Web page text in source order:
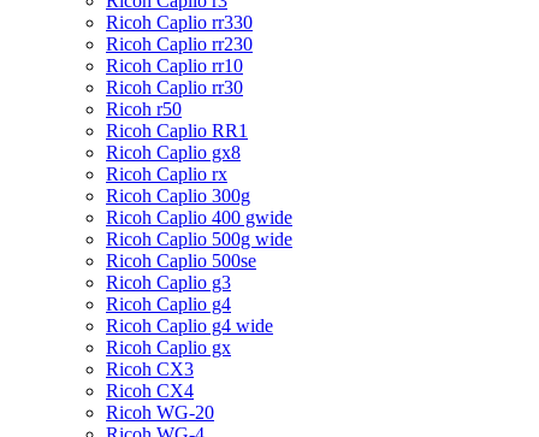
Ricoh Caplio rr330
Ricoh Caplio rr230
Ricoh Caplio rr10
Ricoh Caplio rr30
Ricoh r50
Ricoh Caplio RR1
Ricoh Caplio gx8
Ricoh Caplio rx
Ricoh Caplio 300g
Ricoh Caplio 400 gwide
Ricoh Caplio 500g wide
Ricoh Caplio 500se
Ricoh Caplio g3
Ricoh Caplio g4
Ricoh Caplio g4 wide
Ricoh Caplio gx
Ricoh CX3
Ricoh CX4
Ricoh WG-20